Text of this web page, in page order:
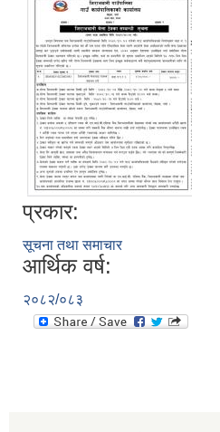
प्रकार:
सूचना तथा समाचार
आर्थिक वर्ष:
२०८२/०८३